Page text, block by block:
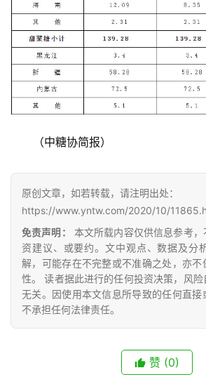
页
云
糖
网
现
货
报
价
专
题
（中糖协简报）
原创文章，如若转载，请注明出处：
https://www.yntw.com/2020/10/
免责声明：
本文所载内容仅供信息参考
资建议、或要约。文中观点、数据及分
解，可能存在不完整或不准确之处，亦不
性。 读者据此进行的任何投资决策，风
无关。因使用本文信息所导致的任何直接
不承担任何法律责任。
赞 (0)